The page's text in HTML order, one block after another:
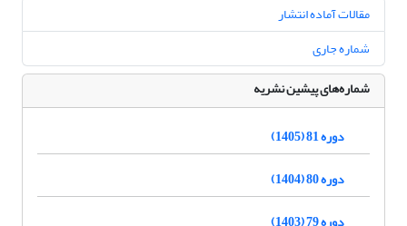
مقالات آماده انتشار
شماره جاری
شماره‌های پیشین نشریه
دوره 81 (1405)
دوره 80 (1404)